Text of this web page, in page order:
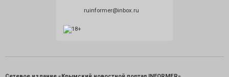
ruinformer@inbox.ru